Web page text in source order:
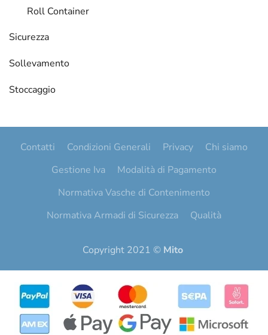
Roll Container
Sicurezza
Sollevamento
Stoccaggio
Contatti Condizioni Generali Privacy
Chi siamo
Gestione Iva
Modalità di Pagamento
Normativa Vasche di Contenimento
Normativa Armadi di Sicurezza
Qualità
Copyright 2021 © Mito